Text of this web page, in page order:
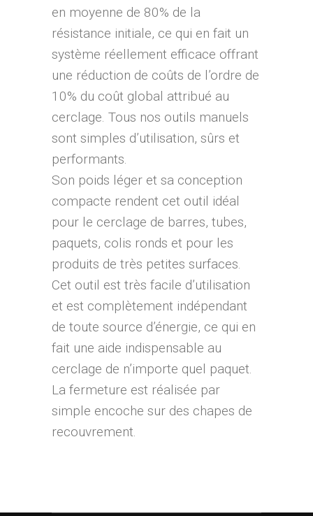
en moyenne de 80% de la
résistance initiale, ce qui en fait un
système réellement efficace offrant
une réduction de coûts de l’ordre de
10% du coût global attribué au
cerclage. Tous nos outils manuels
sont simples d’utilisation, sûrs et
performants.
Son poids léger et sa conception
compacte rendent cet outil idéal
pour le cerclage de barres, tubes,
paquets, colis ronds et pour les
produits de très petites surfaces.
Cet outil est très facile d’utilisation
et est complètement indépendant
de toute source d’énergie, ce qui en
fait une aide indispensable au
cerclage de n’importe quel paquet.
La fermeture est réalisée par
simple encoche sur des chapes de
recouvrement.